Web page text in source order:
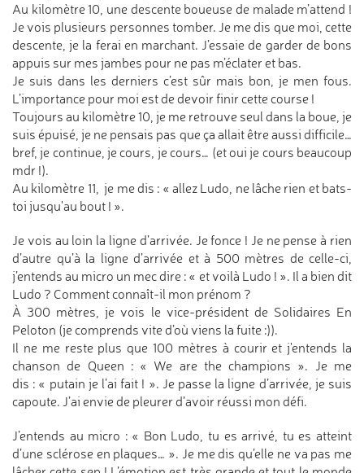
Au kilomètre 10, une descente boueuse de malade m’attend !
Je vois plusieurs personnes tomber. Je me dis que moi, cette
descente, je la ferai en marchant. J’essaie de garder de bons
appuis sur mes jambes pour ne pas m’éclater et bas.
Je suis dans les derniers c’est sûr mais bon, je men fous.
L’importance pour moi est de devoir finir cette course !
Toujours au kilomètre 10, je me retrouve seul dans la boue, je
suis épuisé, je ne pensais pas que ça allait être aussi difficile…
bref, je continue, je cours, je cours… (et oui je cours beaucoup
mdr !).
Au kilomètre 11, je me dis : « allez Ludo, ne lâche rien et bats-
toi jusqu'au bout ! ».
Je vois au loin la ligne d’arrivée. Je fonce ! Je ne pense à rien
d’autre qu’à la ligne d’arrivée et à 500 mètres de celle-ci,
j’entends au micro un mec dire : « et voilà Ludo ! ». Il a bien dit
Ludo ? Comment connaît-il mon prénom ?
À 300 mètres, je vois le vice-président de Solidaires En
Peloton (je comprends vite d’où viens la fuite :)).
Il ne me reste plus que 100 mètres à courir et j'entends la
chanson de Queen : « We are the champions ». Je me
dis : « putain je l’ai fait ! ». Je passe la ligne d’arrivée, je suis
capoute. J’ai envie de pleurer d’avoir réussi mon défi.
J’entends au micro : « Bon Ludo, tu es arrivé, tu es atteint
d’une sclérose en plaques… ». Je me dis qu’elle ne va pas me